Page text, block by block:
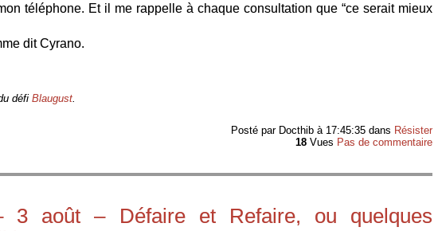
téléphone. Et il me rappelle à chaque consultation que “ce serait mieux
dit Cyrano.
défiBlaugust
Posté par Docthib à 17:45:35 dans Résister
18 Vues Pas de commentaire
3 août – Défaire et Refaire, ou quelques